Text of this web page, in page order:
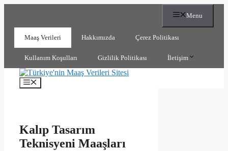
Menu
Maaş Verileri Hakkımızda Çerez Politikası
Kullanım Koşulları Gizlilik Politikası İletişim
Menü
Kalıp Tasarım
Teknisyeni Maaşları